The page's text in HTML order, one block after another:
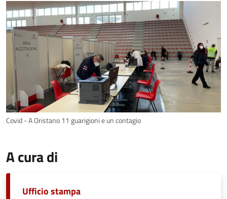
Covid - A Oristano 11 guarigioni e un contagio
A cura di
Ufficio stampa